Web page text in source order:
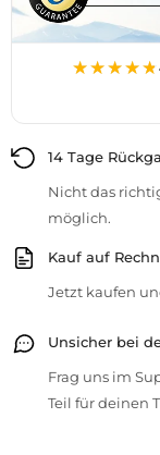
★★★★★
★★★★★
14 Tage
Nicht das
möglich.
Kauf auf
Jetzt kaufen
Unsicher bei
Frag uns im
Teil für deinen